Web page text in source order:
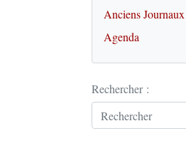
Anciens Journaux
Agenda
Rechercher :